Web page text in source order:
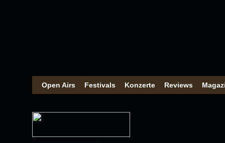
Open Airs Festivals Konzerte Reviews